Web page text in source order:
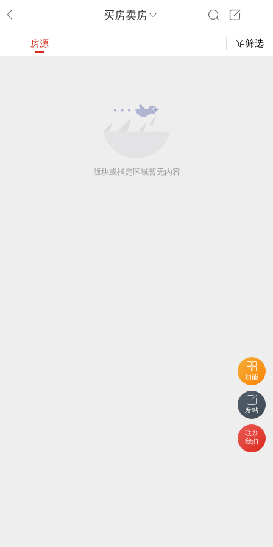
买房卖房
功能
发帖
联系
我们
房源 筛选
版块或指定区域暂无内容